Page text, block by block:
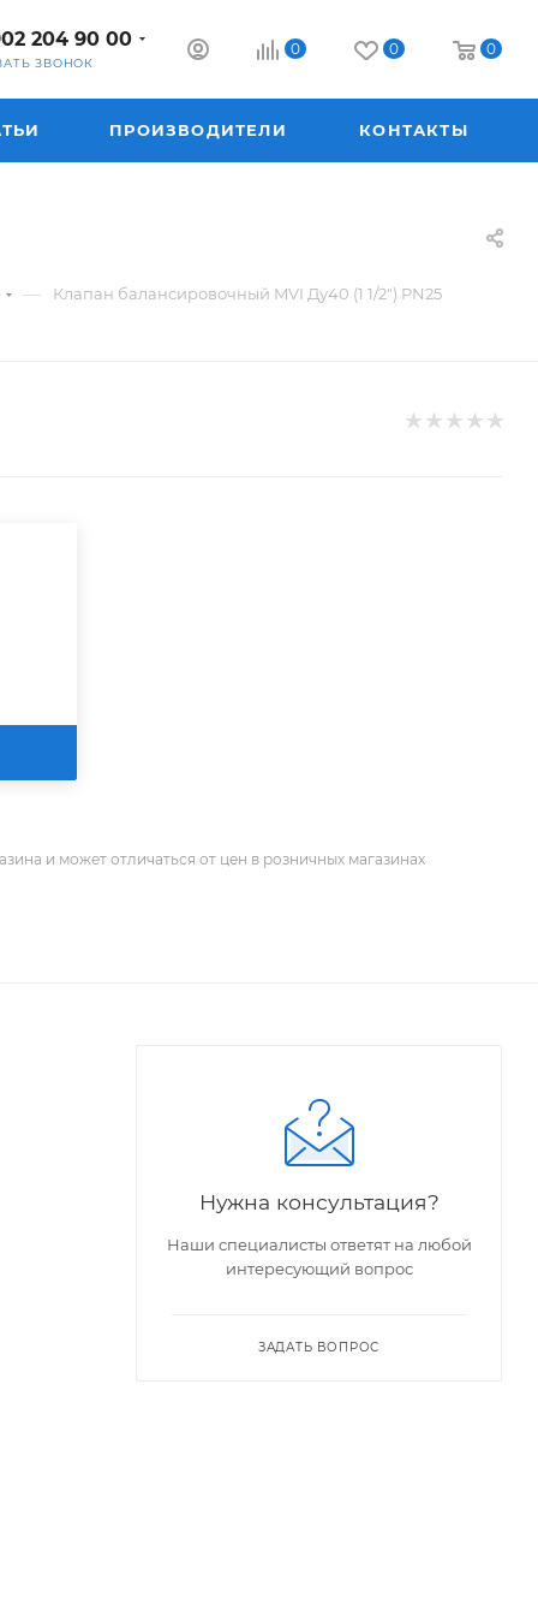
204 90 00
ЗВОНОК
0 0 0
ПРОИЗВОДИТЕЛИ КОНТАКТЫ
— Клапан балансировочный MVI Ду40 (1 1/2") PN25
и может отличаться от цен в розничных магазинах
Нужна консультация?
Наши специалисты ответят на любой
интересующий вопрос
ЗАДАТЬ ВОПРОС